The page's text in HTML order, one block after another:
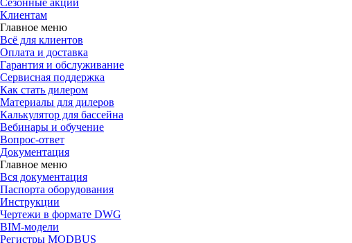
Сезонные акции
Клиентам
Главное меню
Всё для клиентов
Оплата и доставка
Гарантия и обслуживание
Сервисная поддержка
Как стать дилером
Материалы для дилеров
Калькулятор для бассейна
Вебинары и обучение
Вопрос-ответ
Документация
Главное меню
Вся документация
Паспорта оборудования
Инструкции
Чертежи в формате DWG
BIM-модели
Регистры MODBUS